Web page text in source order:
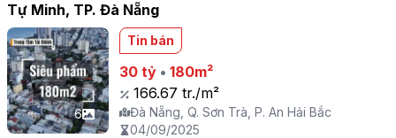
Tự Minh, TP. Đà Nẵng
6
Tin bán
30 tỷ• 180m²
166.67 tr./m²
Đà Nẵng, Q. Sơn Trà, P. An Hải Bắc
04/09/2025